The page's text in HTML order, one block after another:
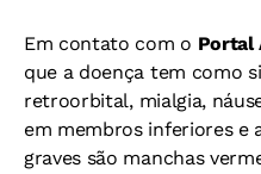
Em contato com o Portal
que a doença tem como
retroorbital, mialgia,
em membros inferiores e
graves são manchas